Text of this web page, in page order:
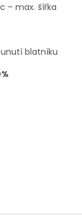
– max. šířka
blatníku